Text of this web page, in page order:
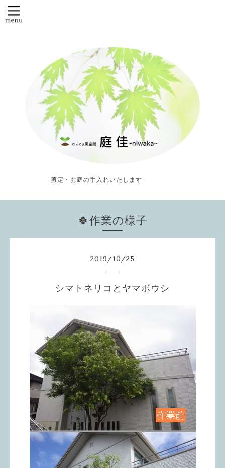
剪定・お庭の手入れいたします
🍀作業の様子
2019/10/25
シマトネリコとヤマボウシ